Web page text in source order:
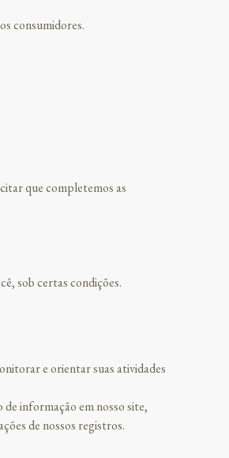
consumidores.
que completemos as
sob certas condições.
e orientar suas atividades
informação em nosso site,
de nossos registros.